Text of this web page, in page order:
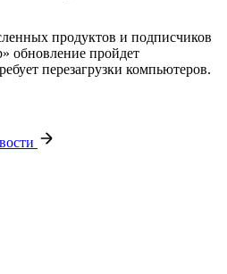
продуктов и подписчиков
обновление пройдет
перезагрузки компьютеров.